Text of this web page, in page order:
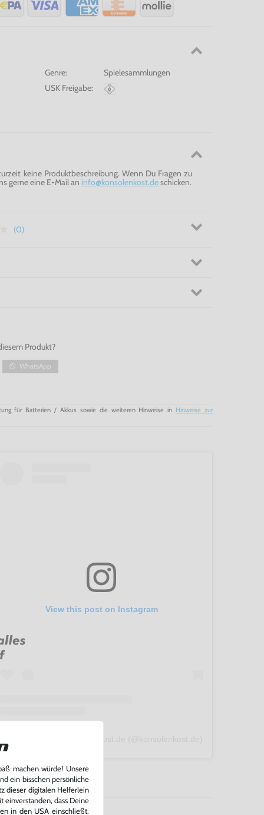
Genre:
Spielesammlungen
USK Freigabe:
keine Produktbeschreibung. Wenn Du Fragen zu
gerne eine E-Mail an info@konsolenkost.deschicken.
(0)
Produkt?
WhatsApp
für Batterien / Akkus sowie die weiteren Hinweise in Hinweise zur
View this post on Instagram
machen würde! Unsere
ein bisschen persönliche
dieser digitalen Helferlein
einverstanden, dass Deine
in den USA einschließt.